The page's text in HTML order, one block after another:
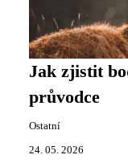
Jak zjistit
průvodce
Ostatní
24. 05. 2026